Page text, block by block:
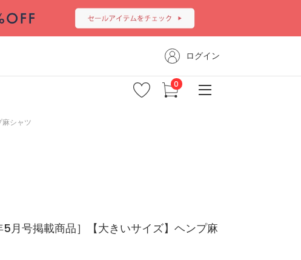
ログイン
シャツ
月号掲載商品］【大きいサイズ】ヘンプ麻